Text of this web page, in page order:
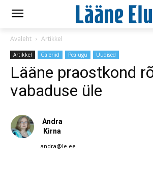
Avaleht Artikkel
Artikkel Galeriid Pealugu Uudised
Lääne praostkond
vabaduse üle
Andra
Kirna
andra@le.ee